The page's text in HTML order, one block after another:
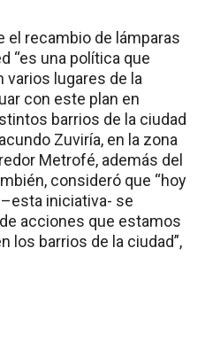
el recambio de lámparas
“es una política que
varios lugares de la
con este plan en
barrios de la ciudad
Zuviría, en la zona
Metrofé, además del
consideró que “hoy
iniciativa- se
acciones que estamos
los barrios de la ciudad”,